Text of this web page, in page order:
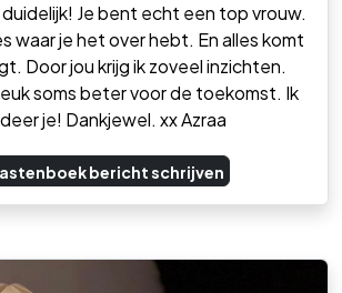
Je bent echt een top vrouw.
waar je het over hebt. En alles komt
Door jou krijg ik zoveel inzichten.
soms beter voor de toekomst. Ik
je! Dankjewel. xx Azraa
bericht schrijven